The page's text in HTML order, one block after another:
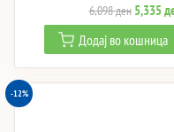
6,098ден Original
price
was:
6,098
5,335
Додај во кошница
-12%